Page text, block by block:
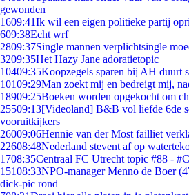
gewonden
1609:41Ik wil een eigen politieke partij
609:38Echt wrf
2809:37Single mannen verplichtsingle
3209:35Het Hazy Jane adoratietopic
10409:35Koopzegels sparen bij AH duurt
10109:29Man zoekt mij en bedreigt mij,
18909:25Boeken worden opgekocht om
25509:13[Videoland] B&B vol liefde 6de
vooruitkijkers
26009:06Hennie van der Most failliet
22608:48Nederland stevent af op
1708:35Centraal FC Utrecht topic #88 -
15108:33NPO-manager Menno de Boer
dick-pic rond